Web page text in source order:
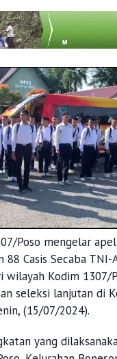
Poso mengelar apel
Casis Secaba TNI-
wilayah Kodim 1307/
seleksi lanjutan di
(15/07/2024).
yang